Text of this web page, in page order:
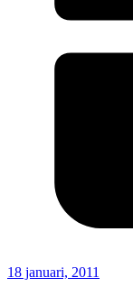
18 januari, 2011